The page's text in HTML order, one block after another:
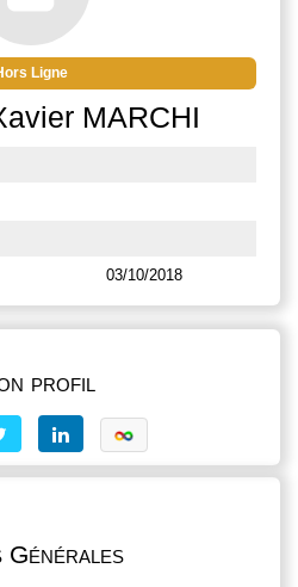
Ligne
MARCHI
03/10/2018
profil
Générales